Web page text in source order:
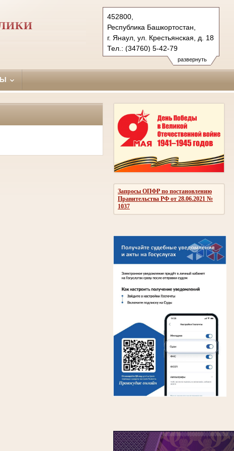
развернуть
452800,
Республика Башкортостан,
г. Янаул, ул. Крестьянская, д. 18
Тел.: (34760) 5-42-79
yanaulsky.bkr@sudrf.ru
Запросы ОПФР по постановлению
Правительства РФ от 28.06.2021 №
1037